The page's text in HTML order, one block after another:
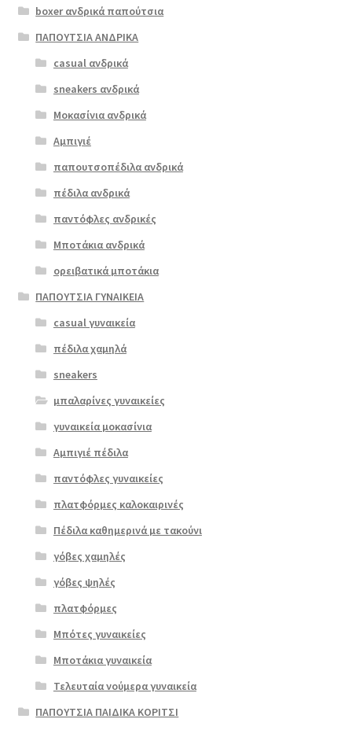
boxer 51078
πλατίνα
ΠΡΟΣΦΟΡΆ!
69.00
Original
price
€69.00.
€ 55.00Η
τρέχουσα
είναι:
€55.00.
Επιλο
προϊόν
έχει
πολλαπλές
επιλογές
μπορούν
επιλεγούν
στη
σελίδα
προϊόντος
boxer ανδρικά παπούτσια
ΠΑΠΟΥΤΣΙΑ ΑΝΔΡΙΚΑ
casual ανδρικά
sneakers ανδρικά
Μοκασίνια ανδρικά
Αμπιγιέ
παπουτσοπέδιλα ανδρικά
πέδιλα ανδρικά
παντόφλες ανδρικές
Μποτάκια ανδρικά
ορειβατικά μποτάκια
ΠΑΠΟΥΤΣΙΑ ΓΥΝΑΙΚΕΙΑ
casual γυναικεία
πέδιλα χαμηλά
sneakers
μπαλαρίνες γυναικείες
γυναικεία μοκασίνια
Αμπιγιέ πέδιλα
παντόφλες γυναικείες
πλατφόρμες καλοκαιρινές
Πέδιλα καθημερινά με τακούνι
γόβες χαμηλές
γόβες ψηλές
πλατφόρμες
Μπότες γυναικείες
Μποτάκια γυναικεία
Τελευταία νούμερα γυναικεία
ΠΑΠΟΥΤΣΙΑ ΠΑΙΔΙΚΑ ΚΟΡΙΤΣΙ